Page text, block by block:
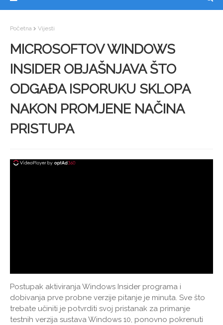
Početna Vijesti
MICROSOFTOV WINDOWS
INSIDER OBJAŠNJAVA ŠTO
ODGAĐA ISPORUKU SKLOPA
NAKON PROMJENE NAČINA
PRISTUPA
Postupak aktiviranja Windows Insider programa i
dobivanja prve probne verzije pitanje je minuta. Sve što
trebate učiniti je potvrditi svoj pristanak za primanje
testnih verzija sustava Windows 10, ponovno pokrenuti